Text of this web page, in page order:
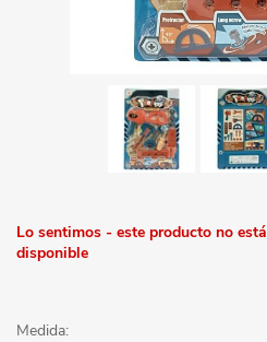
Lo sentimos - este producto no está
disponible
Medida: